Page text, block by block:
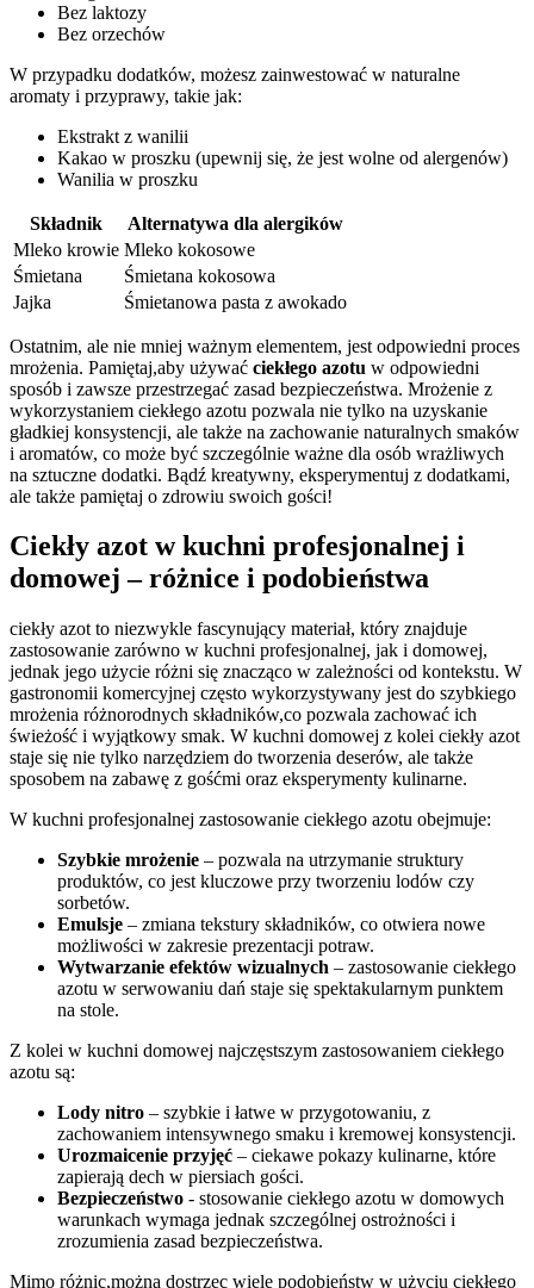
Bez laktozy
Bez orzechów
W przypadku dodatków, możesz zainwestować w naturalne
aromaty i przyprawy, takie jak:
Ekstrakt z wanilii
Kakao w proszku ⁣(upewnij się, że⁤ jest‍ wolne od ‌alergenów)
Wanilia w proszku
Składnik
Alternatywa⁣ dla alergików
Mleko⁤ krowie Mleko kokosowe
Śmietana
Śmietana kokosowa
Jajka
Śmietanowa pasta z awokado
Ostatnim, ale nie mniej ważnym elementem, jest odpowiedni proces
mrożenia. Pamiętaj,aby używać ciekłego azotu w odpowiedni
sposób ⁣i ⁤zawsze przestrzegać zasad⁤ bezpieczeństwa. Mrożenie z
wykorzystaniem ciekłego azotu pozwala nie tylko na uzyskanie
gładkiej konsystencji, ale także na zachowanie naturalnych smaków
i aromatów, co​ może ⁣być szczególnie​ ważne dla osób wrażliwych
na sztuczne dodatki. Bądź kreatywny, eksperymentuj z dodatkami,
ale także pamiętaj o zdrowiu swoich gości!
Ciekły azot w kuchni profesjonalnej⁣ i
domowej – różnice i podobieństwa
ciekły azot to niezwykle⁢ fascynujący materiał, który ‍znajduje
‌zastosowanie zarówno w kuchni profesjonalnej, jak i domowej,
⁢jednak jego użycie różni się ​znacząco w zależności od kontekstu. ⁢W
gastronomii ⁣komercyjnej często wykorzystywany jest do szybkiego
mrożenia różnorodnych składników,co⁣ pozwala zachować ich
świeżość i wyjątkowy smak. W kuchni ​domowej z kolei ciekły azot
⁣staje się ⁤nie tylko narzędziem do tworzenia deserów, ale‌ także
sposobem na zabawę ‌z gośćmi oraz eksperymenty kulinarne.
W kuchni profesjonalnej zastosowanie ciekłego azotu obejmuje:
Szybkie‌ mrożenie – pozwala ​na utrzymanie struktury⁢
produktów, co jest kluczowe przy tworzeniu lodów czy
sorbetów.
Emulsje – zmiana tekstury składników, ⁢co otwiera nowe​
możliwości w zakresie prezentacji potraw.
Wytwarzanie efektów wizualnych – zastosowanie ciekłego
azotu w ⁢serwowaniu dań staje​ się spektakularnym ⁣punktem
na stole.
Z kolei​ w ‌kuchni domowej najczęstszym ​zastosowaniem ciekłego
azotu są:
Lody nitro – szybkie i ⁣łatwe w przygotowaniu, ‌z
zachowaniem intensywnego smaku i kremowej konsystencji.
Urozmaicenie przyjęć – ciekawe pokazy kulinarne, które
zapierają dech w⁣ piersiach gości.
Bezpieczeństwo -⁤ stosowanie‍ ciekłego azotu w domowych
warunkach wymaga jednak szczególnej ostrożności i
zrozumienia zasad bezpieczeństwa.
Mimo różnic,można dostrzec wiele podobieństw w ⁢użyciu ciekłego